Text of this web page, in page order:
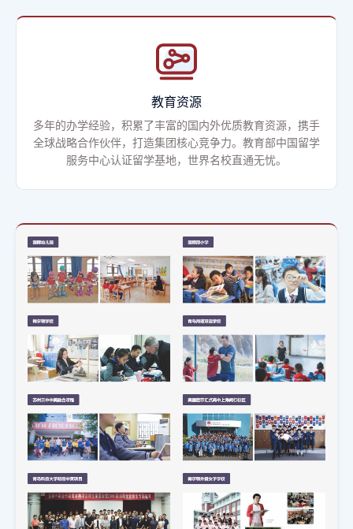
教育资源
多年的办学经验，积累了丰富的国内外优质教育资源，携手
全球战略合作伙伴，打造集团核心竞争力。教育部中国留学
服务中心认证留学基地，世界名校直通无忧。